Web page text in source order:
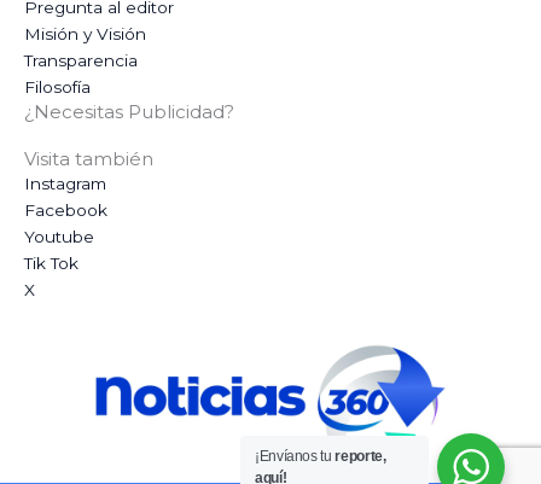
Pregunta al editor
Misión y Visión
Transparencia
Filosofía
¿Necesitas Publicidad?
Visita también
Instagram
Facebook
Youtube
Tik Tok
X
¡Envíanos tureporte,
aquí!